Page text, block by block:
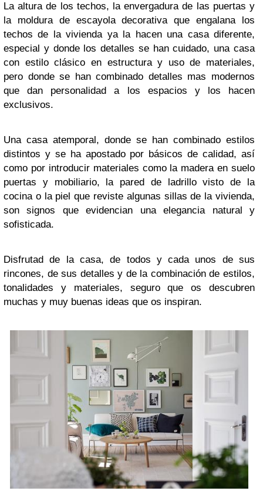
La altura de los techos, la envergadura de las puertas y
la moldura de escayola decorativa que engalana los
techos de la vivienda ya la hacen una casa diferente,
especial y donde los detalles se han cuidado, una casa
con estilo clásico en estructura y uso de materiales,
pero donde se han combinado detalles mas modernos
que dan personalidad a los espacios y los hacen
exclusivos.
Una casa atemporal, donde se han combinado estilos
distintos y se ha apostado por básicos de calidad, así
como por introducir materiales como la madera en suelo
puertas y mobiliario, la pared de ladrillo visto de la
cocina o la piel que reviste algunas sillas de la vivienda,
son signos que evidencian una elegancia natural y
sofisticada.
Disfrutad de la casa, de todos y cada unos de sus
rincones, de sus detalles y de la combinación de estilos,
tonalidades y materiales, seguro que os descubren
muchas y muy buenas ideas que os inspiran.